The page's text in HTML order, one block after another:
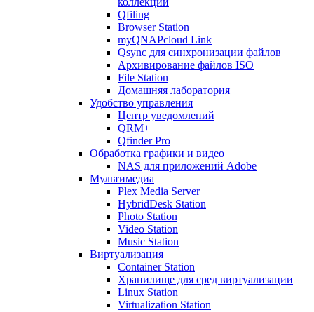
Qfiling
Browser Station
myQNAPcloud Link
Qsync для синхронизации файлов
Архивирование файлов ISO
File Station
Домашняя лаборатория
Удобство управления
Центр уведомлений
QRM+
Qfinder Pro
Обработка графики и видео
NAS для приложений Adobe
Мультимедиа
Plex Media Server
HybridDesk Station
Photo Station
Video Station
Music Station
Виртуализация
Container Station
Хранилище для сред виртуализации
Linux Station
Virtualization Station